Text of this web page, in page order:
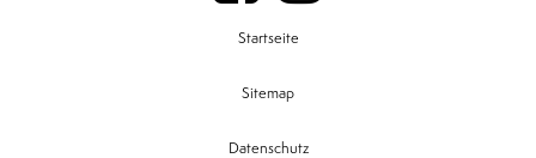
Startseite
Sitemap
Datenschutz